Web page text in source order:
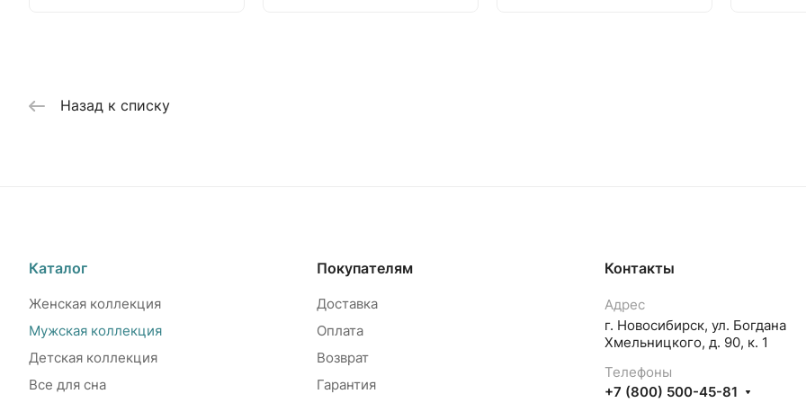
Назад к списку
Каталог
Женская коллекция
Мужская коллекция
Детская коллекция
Все для сна
Покупателям
Доставка
Оплата
Возврат
Гарантия
Контакты
Адрес
г. Новосибирск, ул. Богдана
Хмельницкого, д. 90, к. 1
Телефоны
+7 (800) 500-45-81